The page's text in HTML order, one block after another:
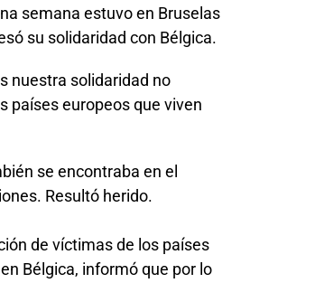
semana estuvo en Bruselas
su solidaridad con Bélgica.
nuestra solidaridad no
países europeos que viven
se encontraba en el
Resultó herido.
de víctimas de los países
Bélgica, informó que por lo